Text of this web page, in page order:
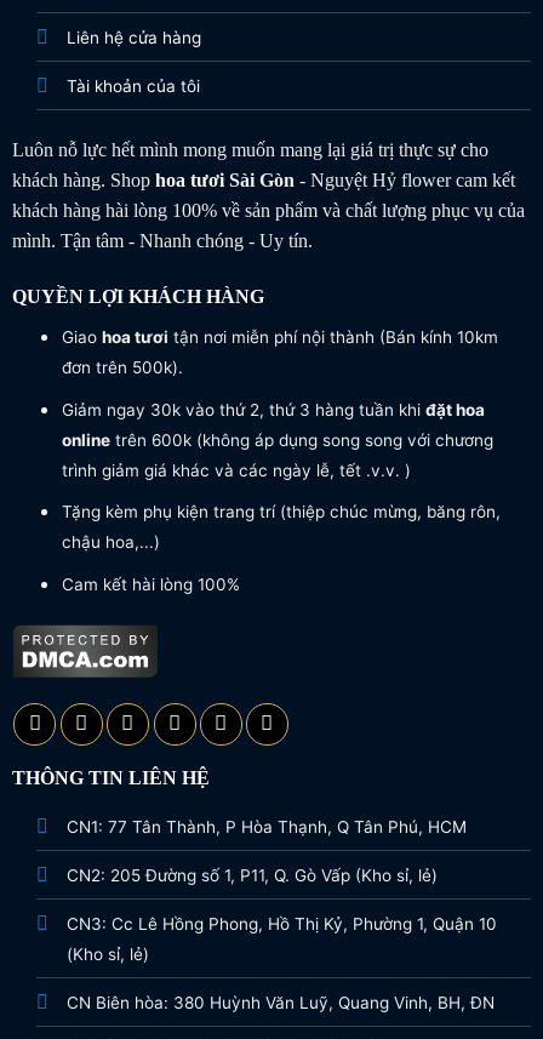
Liên hệ cửa hàng
Tài khoản của tôi
Luôn nỗ lực hết mình mong muốn mang lại giá trị thực sự cho
khách hàng. Shop hoa tươiSài Gòn- Nguyệt Hỷ flower cam kết
khách hàng hài lòng 100% về sản phẩm và chất lượng phục vụ của
mình. Tận tâm - Nhanh chóng - Uy tín.
QUYỀN LỢI KHÁCH HÀNG
Giao hoa tươi tận nơi miễn phí nội thành (Bán kính 10km
đơn trên 500k).
Giảm ngay 30k vào thứ 2, thứ 3 hàng tuần khi đặt hoa
onlinetrên 600k (không áp dụng song song với chương
trình giảm giá khác và các ngày lễ, tết .v.v. )
Tặng kèm phụ kiện trang trí (thiệp chúc mừng, băng rôn,
chậu hoa,...)
Cam kết hài lòng 100%
THÔNG TIN LIÊN HỆ
CN1: 77 Tân Thành, P Hòa Thạnh, Q Tân Phú, HCM
CN2: 205 Đường số 1, P11, Q. Gò Vấp (Kho sỉ, lẻ)
CN3: Cc Lê Hồng Phong, Hồ Thị Kỷ, Phường 1, Quận 10
(Kho sỉ, lẻ)
CN Biên hòa: 380 Huỳnh Văn Luỹ, Quang Vinh, BH, ĐN